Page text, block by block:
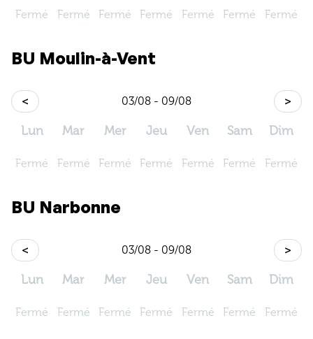
Fermé Fermé Fermé Fermé Fermé Fermé Fermé
BU Moulin-à-Vent
>
< 03/08 - 09/08
Lun
Fermé
Mar
Fermé
Mer
Fermé
Jeu
Fermé
Ven
Fermé
Sam
Fermé
Dim
Fermé
BU Narbonne
>
< 03/08 - 09/08
Lun
Fermé
Mar
Fermé
Mer
Fermé
Jeu
Fermé
Ven
Fermé
Sam
Fermé
Dim
Fermé